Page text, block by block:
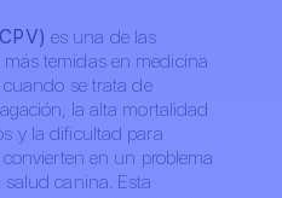
es una de las
temidas en medicina
cuando se trata de
la alta mortalidad
y la dificultad para
en un problema
canina. Esta